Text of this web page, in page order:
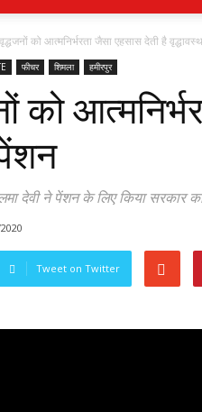
को आत्मनिर्भरता जैसा एहसास देती है
फीचर शिमला हमीरपुर
को
देवी ने पेंशन के लिए किया सरकार
Tweet on Twitter